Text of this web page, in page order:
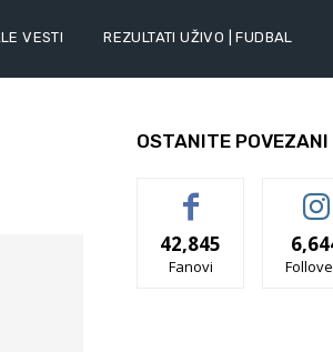
VESTI REZULTATI UŽIVO | FUDBAL
OSTANITE POVEZANI
42,845
Fanovi